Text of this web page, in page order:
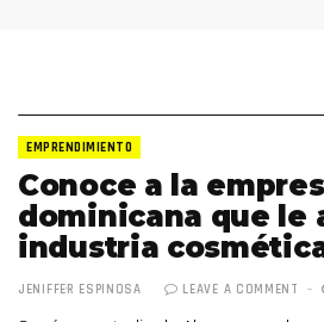
EMPRENDIMIENTO
Conoce a la
dominicana que le
industria
JENIFFER ESPINOSA LEAVE A COMMENT